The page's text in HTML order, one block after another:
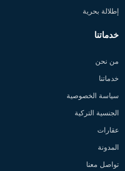
إطلالة بحرية
خدماتنا
من نحن
خدماتنا
سياسة الخصوصية
الجنسية التركية
عقارات
المدونة
تواصل معنا